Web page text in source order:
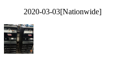
2020-03-03[Nationwide]